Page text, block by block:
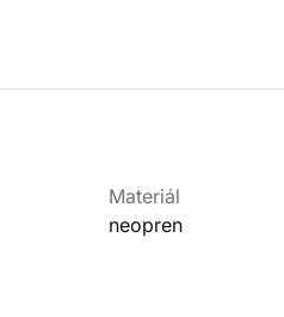
Materiál
neopren